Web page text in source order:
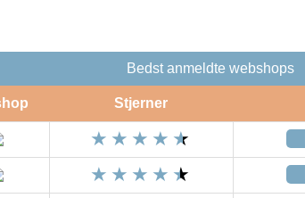
Bedst anmeldte webshops
Stjerner